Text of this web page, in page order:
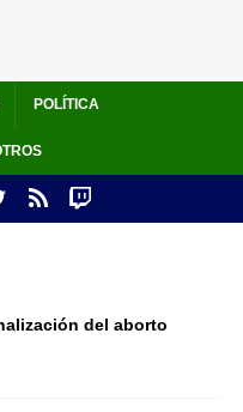
POLÍTICA
del aborto